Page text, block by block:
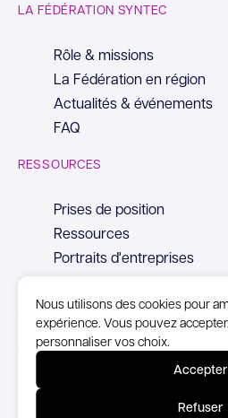
Nous utilisons des cookies pour
expérience. Vous pouvez
personnaliser vos choix.
Accepter
Refuser
LA FÉDÉRATION SYNTEC
Rôle & missions
La Fédération en région
Actualités & événements
FAQ
RESSOURCES
Prises de position
Ressources
Portraits d'entreprises
© Copyright Syntec, 2026
Politique de confidentialité